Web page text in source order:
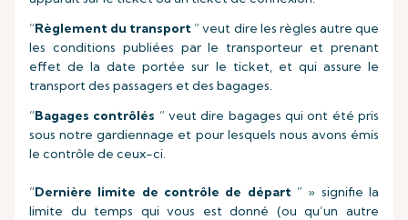
“Règlement du transport ” veut dire les règles autre que
les conditions publiées par le transporteur et prenant
effet de la date portée sur le ticket, et qui assure le
transport des passagers et des bagages.
“Bagages contrôlés ” veut dire bagages qui ont été pris
sous notre gardiennage et pour lesquels nous avons émis
le contrôle de ceux-ci.
“Dernière limite de contrôle de départ” » signifie la
limite du temps qui vous est donné (ou qu’un autre